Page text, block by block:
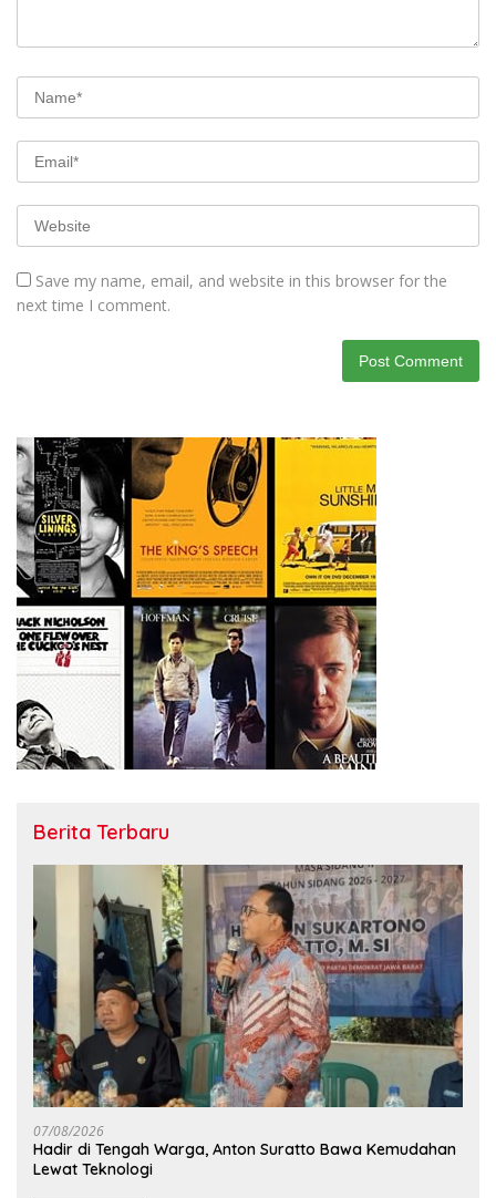
Save my name, email, and website in this browser for the
next time I comment.
Berita Terbaru
07/08/2026
Hadir di Tengah Warga, Anton Suratto Bawa Kemudahan
Lewat Teknologi